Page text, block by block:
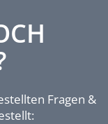
Fragen &